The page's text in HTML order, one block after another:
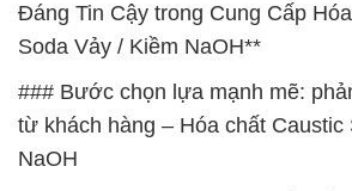
Đáng Tin Cậy trong Cung Cấp
Soda Vảy / Kiềm NaOH**
### Bước chọn lựa mạnh mẽ:
từ khách hàng – Hóa chất Caustic
NaOH